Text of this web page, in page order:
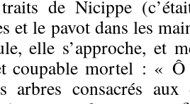
de Nicippe
et le pavot dans les
elle s’approche, et
coupable mortel : «
arbres consacrés